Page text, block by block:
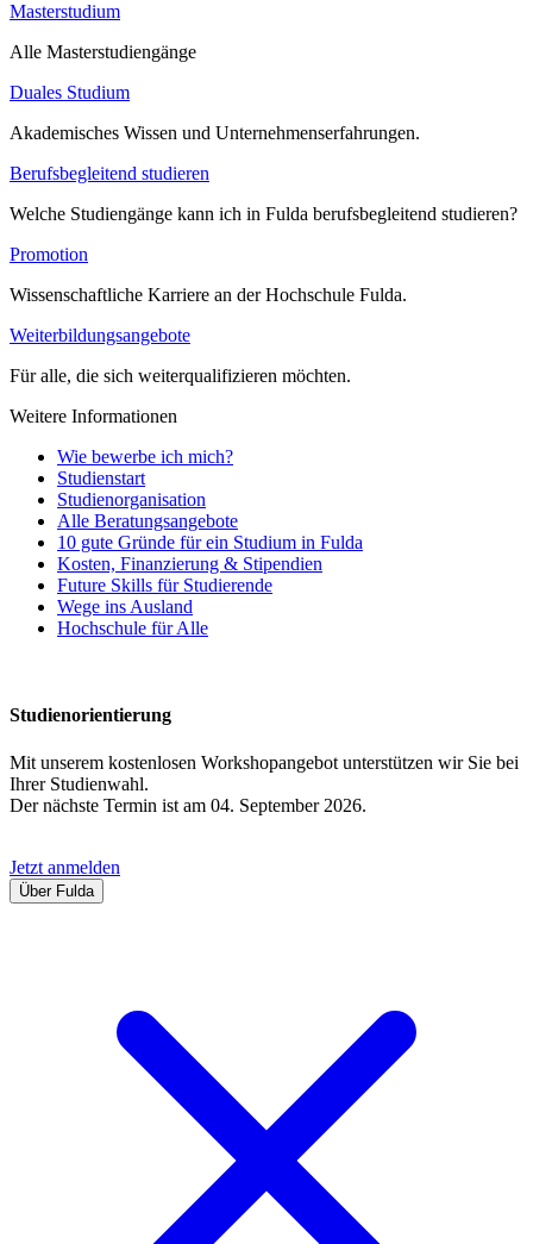
Masterstudium
Alle Masterstudiengänge
Duales Studium
Akademisches Wissen und Unternehmenserfahrungen.
Berufsbegleitend studieren
Welche Studiengänge kann ich in Fulda berufsbegleitend studieren?
Promotion
Wissenschaftliche Karriere an der Hochschule Fulda.
Weiterbildungsangebote
Für alle, die sich weiterqualifizieren möchten.
Weitere Informationen
Wie bewerbe ich mich?
Studienstart
Studienorganisation
Alle Beratungsangebote
10 gute Gründe für ein Studium in Fulda
Kosten, Finanzierung & Stipendien
Future Skills für Studierende
Wege ins Ausland
Hochschule für Alle
Studienorientierung
Mit unserem kostenlosen Workshopangebot unterstützen wir Sie bei
Ihrer Studienwahl.
Der nächste Termin ist am 04. September 2026.
Jetzt anmelden
Über Fulda